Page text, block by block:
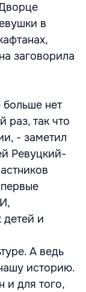
в
заговорила
нет
раз, так что
- заметил
Ревуцкий-
детей и
А ведь
историю.
и для того,